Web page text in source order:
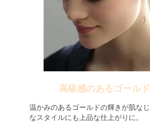
高級感のあるゴール
温かみのあるゴールドの輝きが肌な
なスタイルにも上品な仕上がりに。